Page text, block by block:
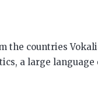
the countries
a large language